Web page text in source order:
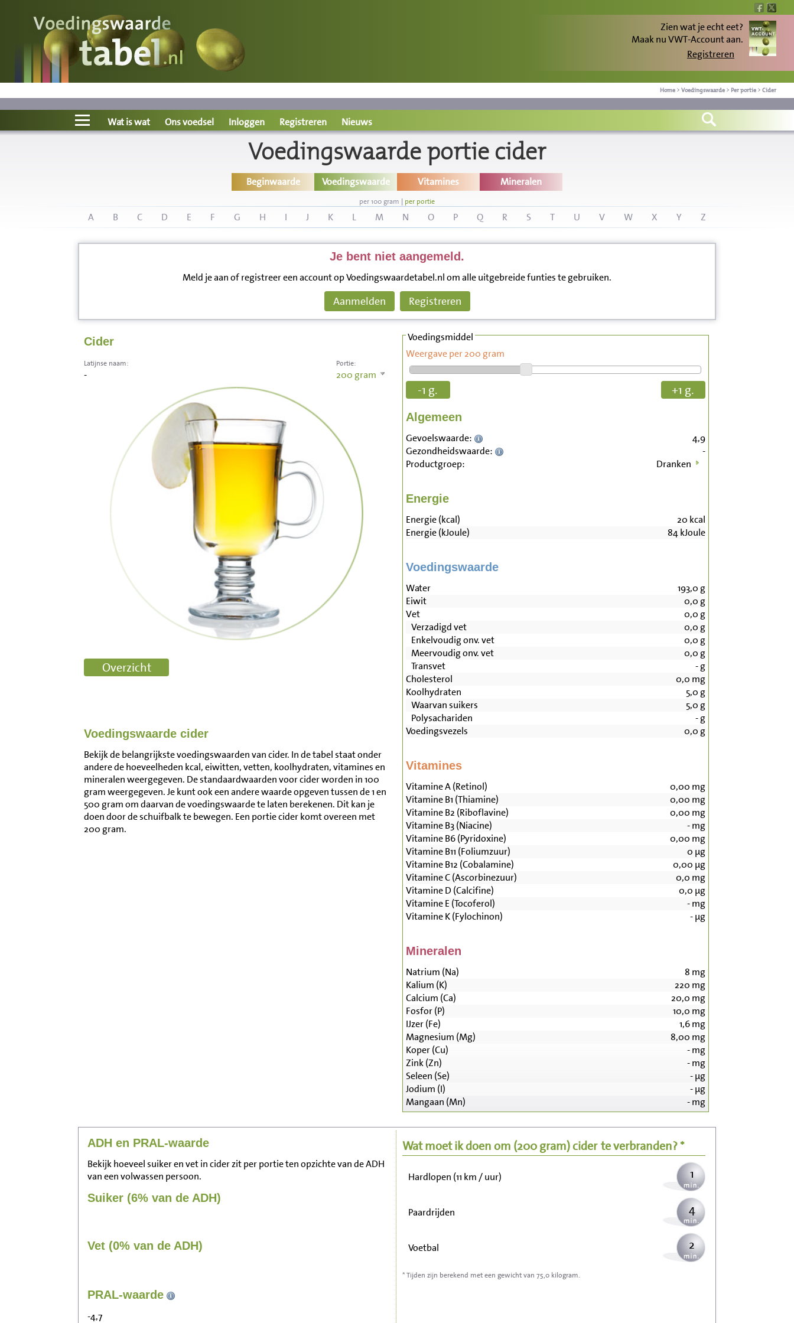
Zien wat je echt eet?
Maak nu VWT-Account aan.
Registreren
Home > Voedingswaarde > Per portie > Cider
Voedingswaarde
Wat is wat?
Ons voedsel
Wat is wat Ons voedsel Inloggen Registreren Nieuws
Voedingswaarde portie cider
Beginwaarde Voedingswaarde Vitamines Mineralen
per 100 gram | per portie
A B C D E F G H I J K L M N O P Q R S T U V W X Y Z
Je bent niet aangemeld.
Meld je aan of registreer een account op Voedingswaardetabel.nl om alle uitgebreide funties te gebruiken.
Aanmelden Registreren
Cider
Portie:
200 gram
Latijnse naam:
-
Voedingswaarde cider
Bekijk de belangrijkste voedingswaarden van cider. In de tabel staat onder
andere de hoeveelheden kcal, eiwitten, vetten, koolhydraten, vitamines en
mineralen weergegeven. De standaardwaarden voor cider worden in 100
gram weergegeven. Je kunt ook een andere waarde opgeven tussen de 1 en
500 gram om daarvan de voedingswaarde te laten berekenen. Dit kan je
doen door de schuifbalk te bewegen. Een portie cider komt overeen met
200 gram.
Voedingsmiddel
Weergave per 200 gram
-1 g. +1 g.
Algemeen
Gevoelswaarde:
4,9
Gezondheidswaarde:
-
Productgroep:
Dranken
Energie
Energie (kcal) 20 kcal
Energie (kJoule)
84kJoule
Voedingswaarde
Water 193,0 g
Eiwit
0,0 g
Vet
0,0 g
Verzadigd vet
0,0 g
Enkelvoudig onv. vet
0,0 g
Meervoudig onv. vet
0,0 g
Transvet
-g
Cholesterol
0,0 mg
Koolhydraten
5,0 g
Waarvan suikers
5,0 g
Polysachariden
-g
Voedingsvezels
0,0 g
Vitamines
Vitamine A (Retinol) 0,00 mg
Vitamine B1 (Thiamine)
0,00 mg
Vitamine B2 (Riboflavine)
0,00 mg
Vitamine B3 (Niacine)
-mg
Vitamine B6 (Pyridoxine)
0,00 mg
Vitamine B11 (Foliumzuur)
0 µg
Vitamine B12 (Cobalamine)
0,00 µg
Vitamine C (Ascorbinezuur)
0,0 mg
Vitamine D (Calcifine)
0,0 µg
Vitamine E (Tocoferol)
-mg
Vitamine K (Fylochinon)
-µg
Mineralen
Natrium (Na) 8 mg
Kalium (K)
220 mg
Calcium (Ca)
20,0 mg
Fosfor (P)
10,0 mg
IJzer (Fe)
1,6mg
Magnesium (Mg)
8,00 mg
Koper (Cu)
-mg
Zink (Zn)
-mg
Seleen (Se)
-µg
Jodium (I)
-µg
Mangaan (Mn)
-mg
ADH en PRAL-waarde
Bekijk hoeveel suiker en vet in cider zit per portie ten opzichte van de ADH
van een volwassen persoon.
Suiker (6% van de ADH)
Vet (0% van de ADH)
PRAL-waarde
-4,7
Wat moet ik doen om (200 gram)cider te verbranden? *
Zitten, tv kijken 15
Fietsen (15 km/uur) 3
Wandelen (5 km/uur)
Hardlopen (11 km / uur) 1
Paardrijden 4
Voetbal 2
Stofzuigen
* Tijden zijn berekend met een gewicht van 75,0 kilogram.